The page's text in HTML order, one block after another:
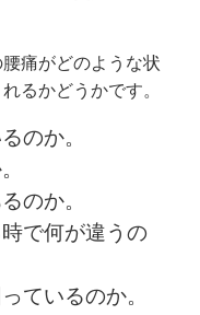
痛がどのような状
るかどうかです。
のか。
のか。
で何が違うの
ているのか。